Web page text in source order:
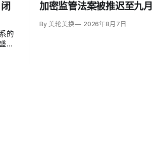
的
顿
内
加密监管法案被推迟至九月
By 美轮美换 2026年8月7日